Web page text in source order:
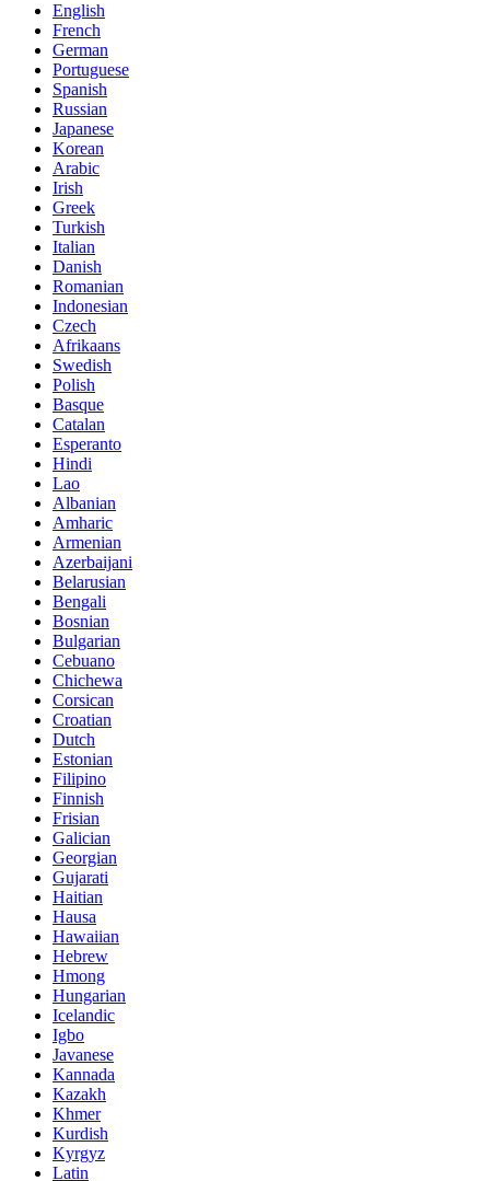
English
French
German
Portuguese
Spanish
Russian
Japanese
Korean
Arabic
Irish
Greek
Turkish
Italian
Danish
Romanian
Indonesian
Czech
Afrikaans
Swedish
Polish
Basque
Catalan
Esperanto
Hindi
Lao
Albanian
Amharic
Armenian
Azerbaijani
Belarusian
Bengali
Bosnian
Bulgarian
Cebuano
Chichewa
Corsican
Croatian
Dutch
Estonian
Filipino
Finnish
Frisian
Galician
Georgian
Gujarati
Haitian
Hausa
Hawaiian
Hebrew
Hmong
Hungarian
Icelandic
Igbo
Javanese
Kannada
Kazakh
Khmer
Kurdish
Kyrgyz
Latin